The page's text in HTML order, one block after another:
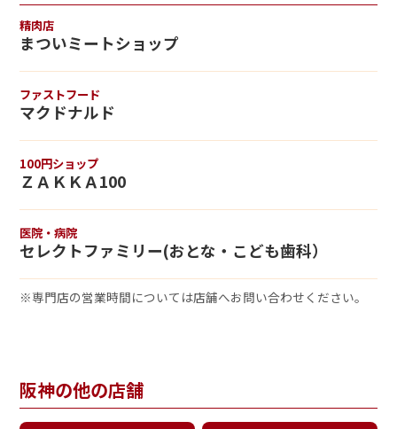
精肉店
まついミートショップ
ファストフード
マクドナルド
100円ショップ
ＺＡＫＫＡ100
医院・病院
セレクトファミリー(おとな・こども歯科）
※専門店の営業時間については店舗へお問い合わせください。
阪神の他の店舗